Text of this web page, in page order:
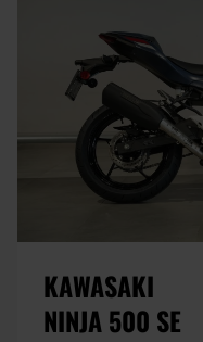
KAWASAKI
NINJA 500 SE